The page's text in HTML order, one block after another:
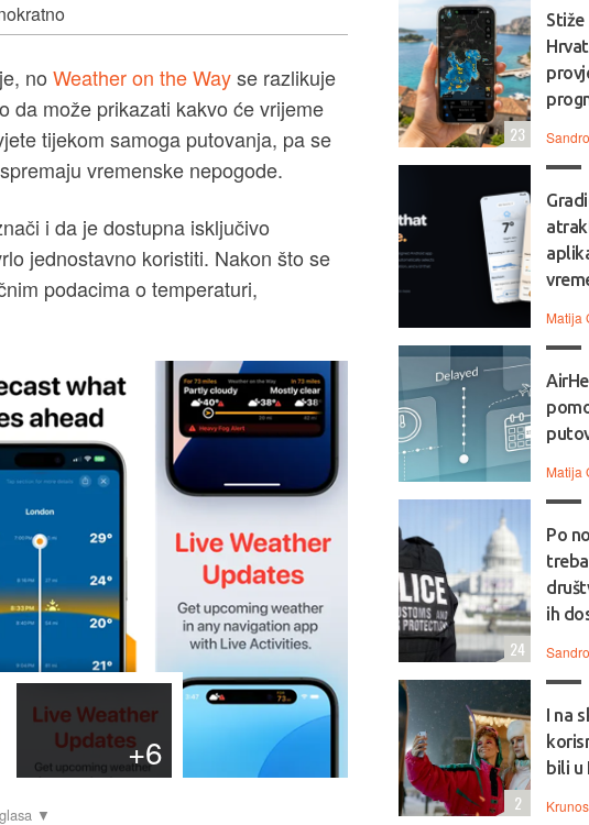
no Weather on the Wayse razlikuje
da može prikazati kakvo će vrijeme
tijekom samoga putovanja, pa se
vremenske nepogode.
i da je dostupna isključivo
jednostavno koristiti. Nakon što se
podacima o temperaturi,
+6
23
Matija
Matija
Po
ih
24
I na
bili u
2